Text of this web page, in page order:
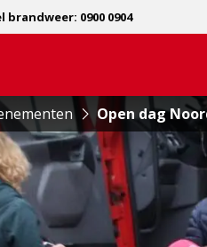
brandweer: 0900 0904
Open dag